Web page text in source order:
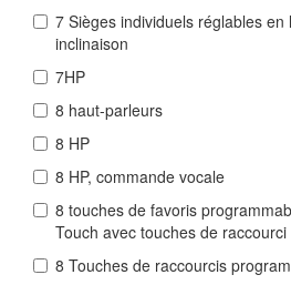
7 Sièges individuels réglables en
inclinaison
7HP
8 haut-parleurs
8 HP
8 HP, commande vocale
8 touches de favoris
Touch avec touches de raccourci
8 Touches de raccourcis